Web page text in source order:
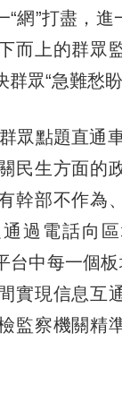
“網”打盡，
而上的群眾
眾“急難愁盼
點題直通車
民生方面的
幹部不作為
過電話向
台中每一個板
實現信息互
監察機關精